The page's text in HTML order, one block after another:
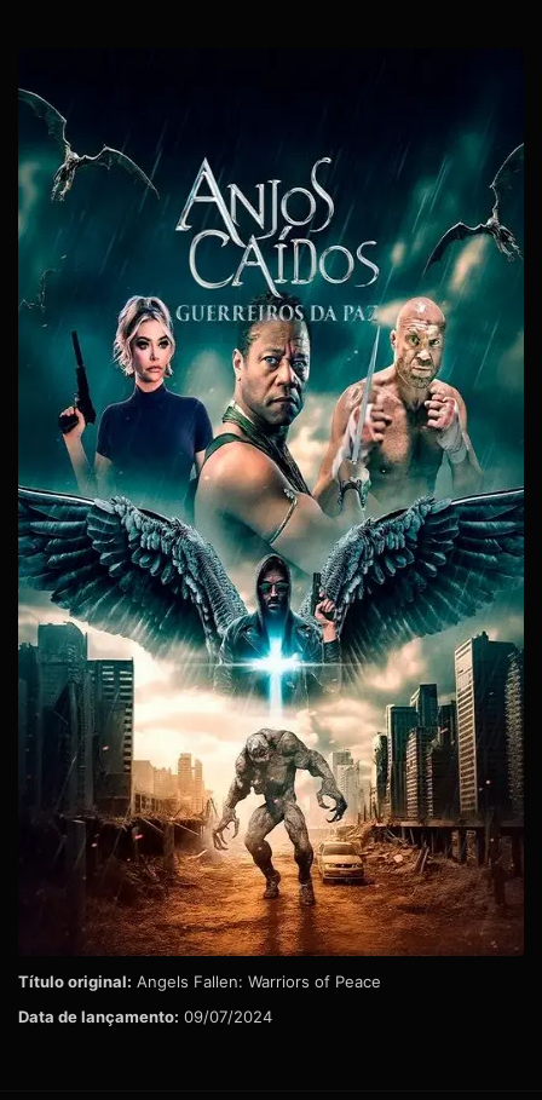
Título original: Angels Fallen: Warriors of Peace
Data de lançamento: 09/07/2024